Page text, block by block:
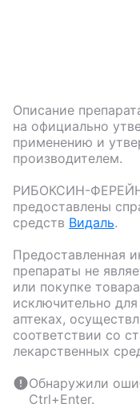
Описание
на официально
применению и
производителем.
РИБОКСИН-
предоставлены
средств Видаль.
Предоставленная
препараты не
или покупке
исключительно
аптеках,
соответствии со
лекарственных
Обнаружили
Ctrl+Enter.